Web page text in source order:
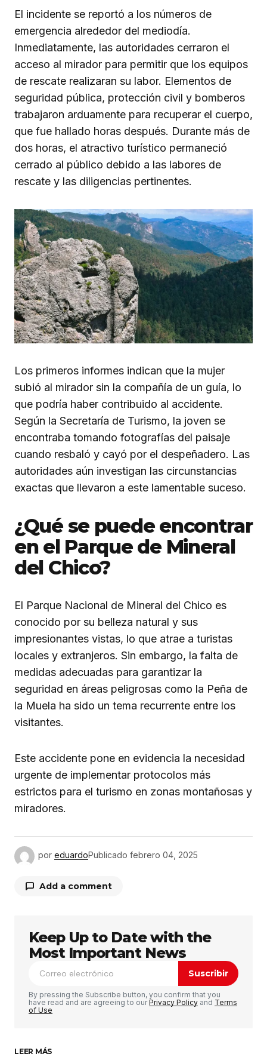
El incidente se reportó a los números de
emergencia alrededor del mediodía.
Inmediatamente, las autoridades cerraron el
acceso al mirador para permitir que los equipos
de rescate realizaran su labor. Elementos de
seguridad pública, protección civil y bomberos
trabajaron arduamente para recuperar el cuerpo,
que fue hallado horas después. Durante más de
dos horas, el atractivo turístico permaneció
cerrado al público debido a las labores de
rescate y las diligencias pertinentes.
Los primeros informes indican que la mujer
subió al mirador sin la compañía de un guía, lo
que podría haber contribuido al accidente.
Según la Secretaría de Turismo, la joven se
encontraba tomando fotografías del paisaje
cuando resbaló y cayó por el despeñadero. Las
autoridades aún investigan las circunstancias
exactas que llevaron a este lamentable suceso.
¿Qué se puede encontrar
en el Parque de Mineral
del Chico?
El Parque Nacional de Mineral del Chico es
conocido por su belleza natural y sus
impresionantes vistas, lo que atrae a turistas
locales y extranjeros. Sin embargo, la falta de
medidas adecuadas para garantizar la
seguridad en áreas peligrosas como la Peña de
la Muela ha sido un tema recurrente entre los
visitantes.
Este accidente pone en evidencia la necesidad
urgente de implementar protocolos más
estrictos para el turismo en zonas montañosas y
miradores.
por eduardoPublicado febrero 04, 2025
Add a comment
Tu dirección de correo electrónico no será
publicada. Los campos obligatorios están
marcados con*
Comentario *
Keep Up to Date with the
Most Important News
Suscribir
By pressing the Subscribe button, you confirm that you
have read and are agreeing to ourPrivacy Policy and Terms
of Use
LEER MÁS